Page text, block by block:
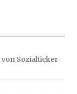
von Sozialticker